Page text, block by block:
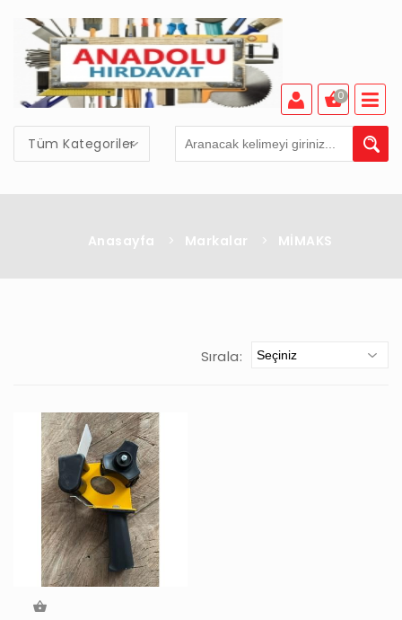
Tüm Kategoriler
0
Anasayfa > Markalar > MİMAKS
Sırala: